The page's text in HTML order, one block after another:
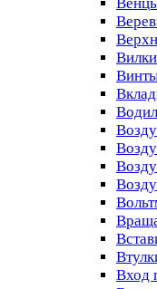
Вилки
Вход